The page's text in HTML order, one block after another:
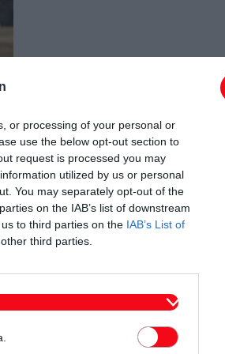
or processing of your personal or
use the below opt-out section to
request is processed you may
utilized by us or personal
You may separately opt-out of the
on the IAB’s list of downstream
to third parties on the IAB’s List of
third parties.
την εστία
την
ο Θερμαϊκός.
πολλές